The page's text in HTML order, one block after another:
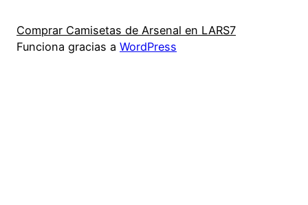
Comprar Camisetas de Arsenal en LARS7
Funciona gracias a WordPress